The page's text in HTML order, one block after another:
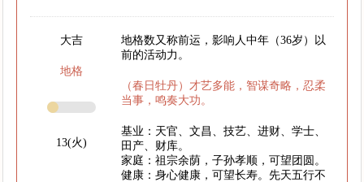
大吉
地格
13(火)
地格数又称前运，影响人中年（36岁）以
前的活动力。
（春日牡丹）才艺多能，智谋奇略，忍柔
当事，鸣奏大功。
基业：天官、文昌、技艺、进财、学士、
田产、财库。
家庭：祖宗余荫，子孙孝顺，可望团圆。
健康：身心健康，可望长寿。先天五行不